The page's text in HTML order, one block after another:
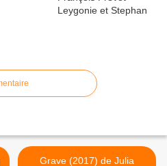
Grave (2017) de Julia